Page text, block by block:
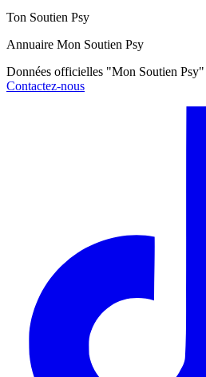
Ton Soutien Psy
Annuaire Mon Soutien Psy
Données officielles "Mon Soutien
Contactez-nous